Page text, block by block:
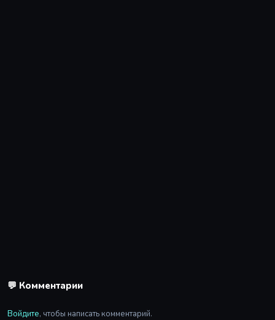
💬 Комментарии
Войдите, чтобы написать комментарий.